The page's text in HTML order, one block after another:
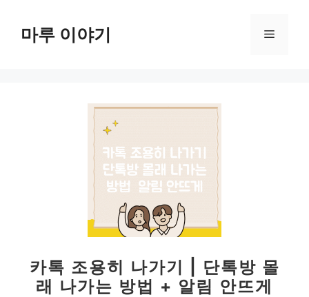
마루 이야기 메
카톡 조용히 나가기 | 단톡방 몰
래 나가는 방법 + 알림 안뜨게